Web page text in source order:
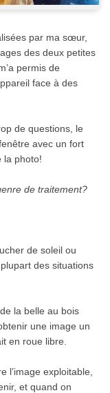
par ma sœur,
des deux petites
permis de
face à des
de questions, le
avec un fort
la photo!
de traitement?
de soleil ou
des situations
la belle au bois
une image un
en roue libre.
l’image exploitable,
et quand on